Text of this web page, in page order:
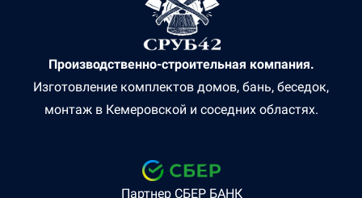
Производственно-строительная компания.
Изготовление комплектов домов, бань, беседок,
монтаж в Кемеровской и соседних областях.
Партнер СБЕР БАНК